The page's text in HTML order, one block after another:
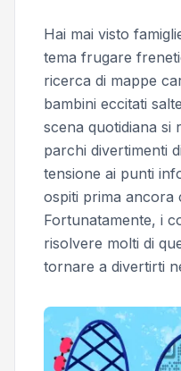
Hai mai visto
tema frugare
ricerca di mappe
bambini eccitati
scena quotidiana si
parchi divertimenti
tensione ai punti
ospiti prima ancora
Fortunatamente, i
risolvere molti di
tornare a divertirti